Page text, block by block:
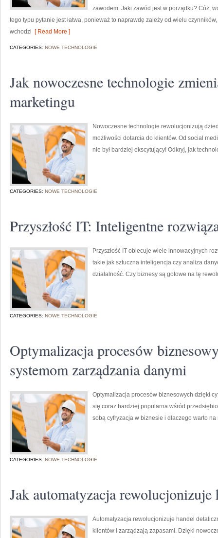
zawodem. Jaki zawód jest w porządku? Cóż,
tego typu pytanie jest łatwa, ponieważ to naprawdę zależy od wielu
wchodzi [ Read More ]
CATEGORIES: NOWE TECHNOLOGIE
Jak nowoczesne technologie
marketingu
Nowoczesne technologie rewolucjonizują
możliwości dotarcia do klientów. Od social
nie był bardziej ekscytujący! Odkryj, jak
CATEGORIES: NOWE TECHNOLOGIE
Przyszłość IT: Inteligentne
Przyszłość IT obiecuje wiele innowacyjnych
takie jak sztuczna inteligencja czy analiza
działalność. Czy biznesy są gotowe na tę
CATEGORIES: NOWE TECHNOLOGIE
Optymalizacja procesów
systemom zarządzania danymi
Optymalizacja procesów biznesowych dzięki
się coraz bardziej popularna wśród
sobą cyfryzacja w biznesie i dlaczego warto na
CATEGORIES: NOWE TECHNOLOGIE
Jak automatyzacja rewolucjonizuje
Automatyzacja rewolucjonizuje handel
klientów i zarządzają zapasami. Dzięki